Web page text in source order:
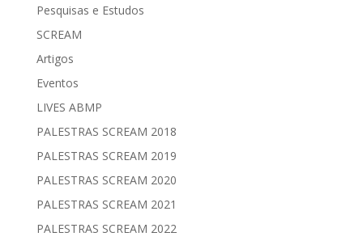
Pesquisas e Estudos
SCREAM
Artigos
Eventos
LIVES ABMP
PALESTRAS SCREAM 2018
PALESTRAS SCREAM 2019
PALESTRAS SCREAM 2020
PALESTRAS SCREAM 2021
PALESTRAS SCREAM 2022